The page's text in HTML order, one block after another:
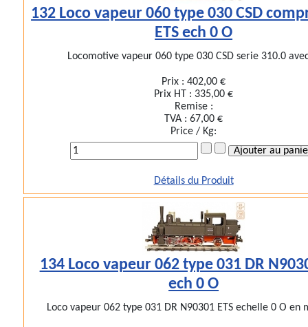
132 Loco vapeur 060 type 030 CSD
ETS ech 0 O
Locomotive vapeur 060 type 030 CSD serie 310.0
Prix :402,00 €
Prix HT : 335,00 €
Remise :
TVA :67,00 €
Price / Kg:
Détails du Produit
134 Loco vapeur 062 type 031 DR
ech 0 O
Loco vapeur 062 type 031 DR N90301 ETS echelle 0 O en